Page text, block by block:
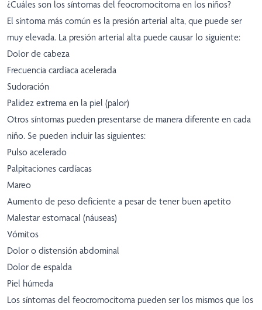
¿Cuáles son los síntomas del feocromocitoma en los niños?
El síntoma más común es la presión arterial alta, que puede ser
muy elevada. La presión arterial alta puede causar lo siguiente:
Dolor de cabeza
Frecuencia cardíaca acelerada
Sudoración
Palidez extrema en la piel (palor)
Otros síntomas pueden presentarse de manera diferente en cada
niño. Se pueden incluir las siguientes:
Pulso acelerado
Palpitaciones cardíacas
Mareo
Aumento de peso deficiente a pesar de tener buen apetito
Malestar estomacal (náuseas)
Vómitos
Dolor o distensión abdominal
Dolor de espalda
Piel húmeda
Los síntomas del feocromocitoma pueden ser los mismos que los